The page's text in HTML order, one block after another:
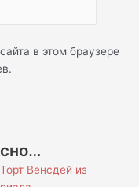
в этом браузере